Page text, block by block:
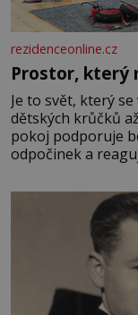
rezidenceonline.cz
Prostor, který
Je to svět, který
dětských krůčků
pokoj podporuje
odpočinek a
měkkost a
především klidně